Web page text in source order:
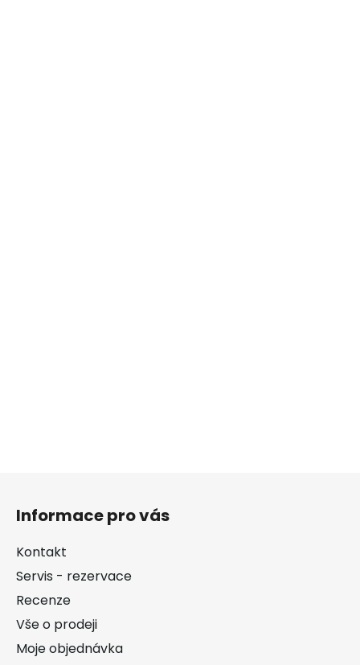
Informace pro vás
Kontakt
Servis - rezervace
Recenze
Vše o prodeji
Moje objednávka